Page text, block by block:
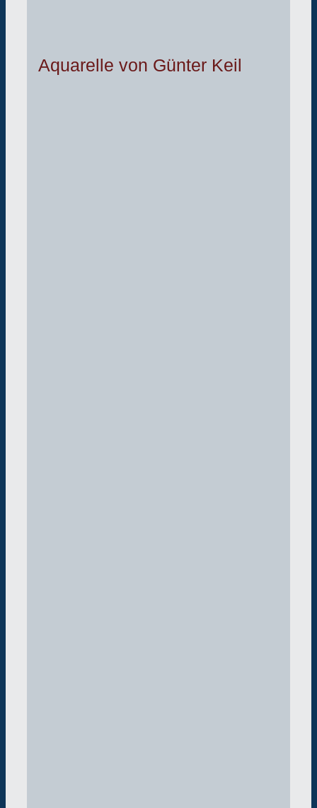
Aquarelle von Günter Keil